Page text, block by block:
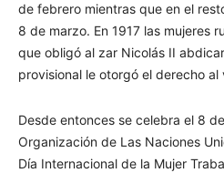
de febrero mientras que en el
8 de marzo. En 1917 las mujeres
que obligó al zar Nicolás II
provisional le otorgó el derecho al
Desde entonces se celebra el 8
Organización de Las Naciones
Día Internacional de la Mujer